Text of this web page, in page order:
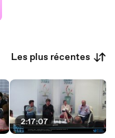
Les plus récentes
2:17:07